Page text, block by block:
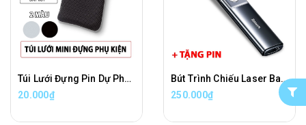
Túi Lưới Đựng Pin Dự Phòng, Tai Nghe, Cáp Sạc Thoáng Khí
20.000₫
Bút Trình Chiếu Laser Baseus Orange Dot Wireless Presenter Chính Hãng
250.000₫